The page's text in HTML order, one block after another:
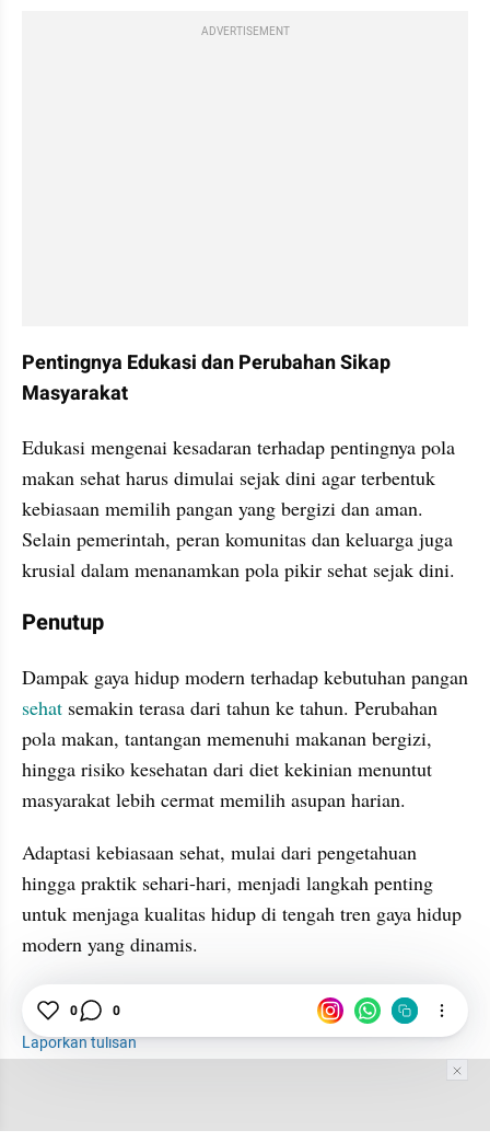
ADVERTISEMENT
Pentingnya Edukasi dan Perubahan Sikap
Masyarakat
Edukasi mengenai kesadaran terhadap pentingnya pola
makan sehat harus dimulai sejak dini agar terbentuk
kebiasaan memilih pangan yang bergizi dan aman.
Selain pemerintah, peran komunitas dan keluarga juga
krusial dalam menanamkan pola pikir sehat sejak dini.
Penutup
sehat semakin terasa dari tahun ke tahun. Perubahan
pola makan, tantangan memenuhi makanan bergizi,
hingga risiko kesehatan dari diet kekinian menuntut
masyarakat lebih cermat memilih asupan harian.
Adaptasi kebiasaan sehat, mulai dari pengetahuan
hingga praktik sehari-hari, menjadi langkah penting
untuk menjaga kualitas hidup di tengah tren gaya hidup
modern yang dinamis.
Gaya Hidup
Pola Makan
Laporkan tulisan
0 0